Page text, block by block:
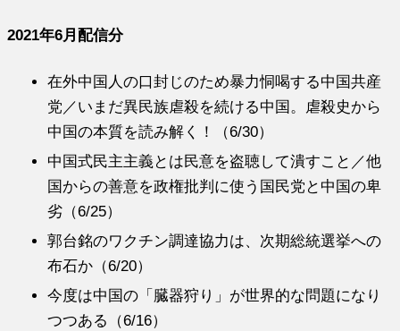
2021年6月配信分
在外中国人の口封じのため暴力恫喝する中国共産
党／いまだ異民族虐殺を続ける中国。虐殺史から
中国の本質を読み解く！（6/30）
中国式民主主義とは民意を盗聴して潰すこと／他
国からの善意を政権批判に使う国民党と中国の卑
劣（6/25）
郭台銘のワクチン調達協力は、次期総統選挙への
布石か（6/20）
今度は中国の「臓器狩り」が世界的な問題になり
つつある（6/16）